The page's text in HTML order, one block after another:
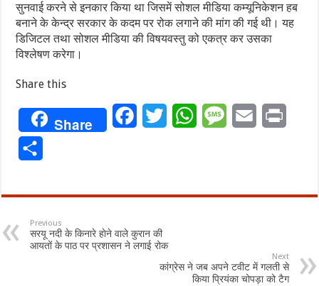
सुनवाई करने से इनकार किया था जिसमें सोशल मीडिया कम्यूनिकेशन हब
बनाने के केन्द्र सरकार के कदम पर रोक लगाने की मांग की गई थी। यह
डिजिटल तथा सोशल मीडिया की विषयवस्तु को एकत्र कर उसका
विश्लेषण करेगा।
Share this
Share FacebookTwitterWhatsAppMessageEmail
Previous
सरयू नदी के किनारे हाेने वाले कुरान की
आयतों के पाठ पर प्रशासन ने लगाई रोक
Next
कांग्रेस ने जब अपने टवीट में गलती से
किया प्रियंका चोपड़ा को टैग